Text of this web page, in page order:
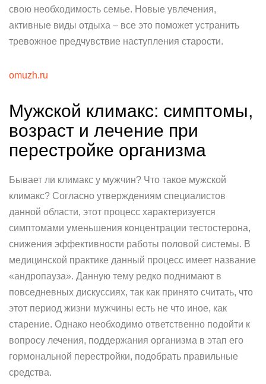
свою необходимость семье. Новые увлечения,
активные виды отдыха – все это поможет устранить
тревожное предчувствие наступления старости.
omuzh.ru
Мужской климакс: симптомы,
возраст и лечение при
перестройке организма
Бывает ли климакс у мужчин? Что такое мужской
климакс? Согласно утверждениям специалистов
данной области, этот процесс характеризуется
симптомами уменьшения концентрации тестостерона,
снижения эффективности работы половой системы. В
медицинской практике данный процесс имеет название
«андропауза». Данную тему редко поднимают в
повседневных дискуссиях, так как принято считать, что
этот период жизни мужчины есть не что иное, как
старение. Однако необходимо ответственно подойти к
вопросу лечения, поддержания организма в этап его
гормональной перестройки, подобрать правильные
средства.